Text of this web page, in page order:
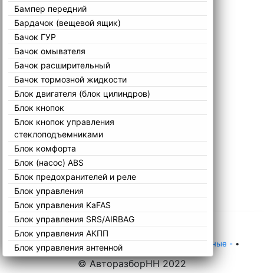
Бампер передний
Бардачок (вещевой ящик)
Бачок ГУР
Бачок омывателя
Бачок расширительный
Бачок тормозной жидкости
Блок двигателя (блок цилиндров)
Блок кнопок
Блок кнопок управления
стеклоподъемниками
Блок комфорта
Блок (насос) ABS
Блок предохранителей и реле
Блок управления
Блок управления KaFAS
Блок управления SRS/AIRBAG
Блок управления АКПП
Блок управления антенной
Блок управления вентилятором радиатора
Главная•Каталог•Mini•Остальные•Остальные - •
© АвторазборНН 2022